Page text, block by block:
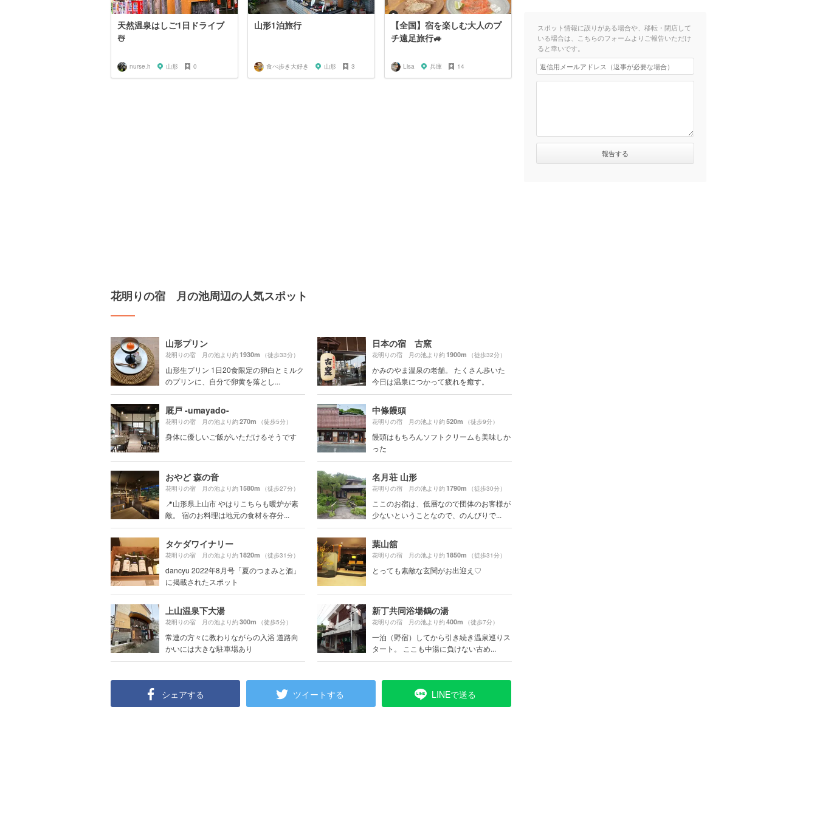
天然温泉はしご1日ドライブ
☃️
nurse.h 山形 0
山形1泊旅行
食べ歩き大好き 山形 3
【全国】宿を楽しむ大人のプ
チ遠足旅行🚙
Lisa 兵庫 14
花明りの宿 月の池周辺の人気スポット
山形プリン
花明りの宿 月の池より約1930m （徒歩33分）
山形生プリン 1日20食限定の卵白とミルク
のプリンに、自分で卵黄を落とし...
日本の宿 古窯
花明りの宿 月の池より約1900m （徒歩32分）
かみのやま温泉の老舗。 たくさん歩いた
今日は温泉につかって疲れを癒す。
厩戸 -umayado-
花明りの宿 月の池より約270m （徒歩5分）
身体に優しいご飯がいただけるそうです
中條饅頭
花明りの宿 月の池より約520m （徒歩9分）
饅頭はもちろんソフトクリームも美味しか
った
おやど 森の音
花明りの宿 月の池より約1580m （徒歩27分）
📍山形県上山市 やはりこちらも暖炉が素
敵。 宿のお料理は地元の食材を存分...
名月荘 山形
花明りの宿 月の池より約1790m （徒歩30分）
ここのお宿は、低層なので団体のお客様が
少ないということなので、のんびりで...
タケダワイナリー
花明りの宿 月の池より約1820m （徒歩31分）
dancyu 2022年8月号「夏のつまみと酒」
に掲載されたスポット
葉山舘
花明りの宿 月の池より約1850m （徒歩31分）
とっても素敵な玄関がお出迎え♡
上山温泉下大湯
花明りの宿 月の池より約300m （徒歩5分）
常連の方々に教わりながらの入浴 道路向
かいには大きな駐車場あり
新丁共同浴場鶴の湯
花明りの宿 月の池より約400m （徒歩7分）
一泊（野宿）してから引き続き温泉巡りス
タート。 ここも中湯に負けない古め...
シェアする ツイートする LINEで送る
スポット情報に誤りがある場合や、移転・閉店して
いる場合は、こちらのフォームよりご報告いただけ
ると幸いです。